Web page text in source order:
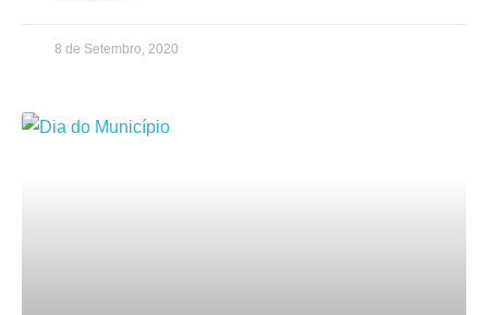
8 de Setembro, 2020